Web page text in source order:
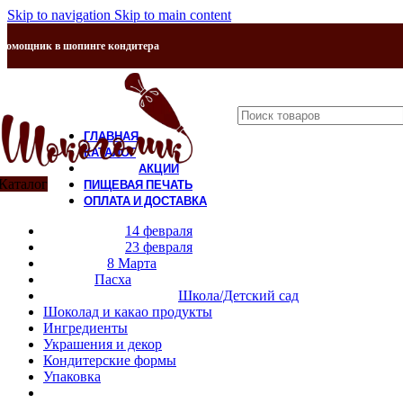
Skip to navigation Skip to main content
в шопинге кондитера
14 февраля
23 февраля
8 Марта
Пасха
Школа/Детский сад
Шоколад и какао продукты
Ингредиенты
Украшения и декор
Кондитерские формы
Упаковка
ГЛАВНАЯ
КАТАЛОГ
АКЦИИ
ПИЩЕВАЯ ПЕЧАТЬ
ОПЛАТА И ДОСТАВКА
ФИЛЬТР ПО ЦЕНЕ
Фильтрация
Цена:20 ₽—1 470 ₽
КАТЕГОРИИ ТОВАРОВ